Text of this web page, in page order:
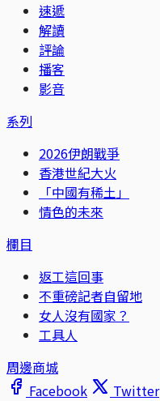
速遞
解讀
評論
播客
影音
系列
2026伊朗戰爭
香港世紀大火
「中國有稀土」
情色的未來
欄目
返工這回事
不重磅記者自留地
女人沒有國家？
工具人
周邊商城
Facebook
Twitter